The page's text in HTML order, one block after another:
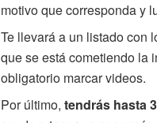
motivo que corresponda y
Te llevará a un listado con
que se está cometiendo la
obligatorio marcar videos.
Por último,tendrás hasta